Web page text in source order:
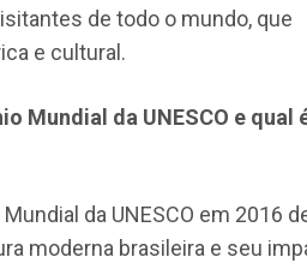
de todo o mundo, que
e cultural.
Mundial da UNESCO e qual
da UNESCO em 2016
moderna brasileira e seu